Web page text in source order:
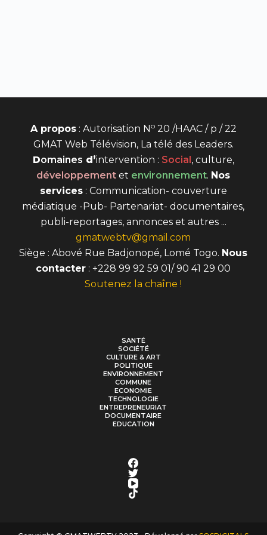
A propos: Autorisation N o20 /HAAC / p / 22
GMAT Web Télévision, La télé des Leaders.
Domaines d’intervention : Social , culture,
développement et environnement. Nos
services: Communication- couverture
médiatique -Pub- Partenariat- documentaires,
publi-reportages, annonces et autres ...
gmatwebtv@gmail.com
Siège : Abové Rue Badjonopé, Lomé Togo. Nous
contacter : +228 99 92 59 01/ 90 41 29 00
Soutenez la chaîne !
SANTÉ
SOCIÉTÉ
CULTURE & ART
POLITIQUE
ENVIRONNEMENT
COMMUNE
ECONOMIE
TECHNOLOGIE
ENTREPRENEURIAT
DOCUMENTAIRE
EDUCATION